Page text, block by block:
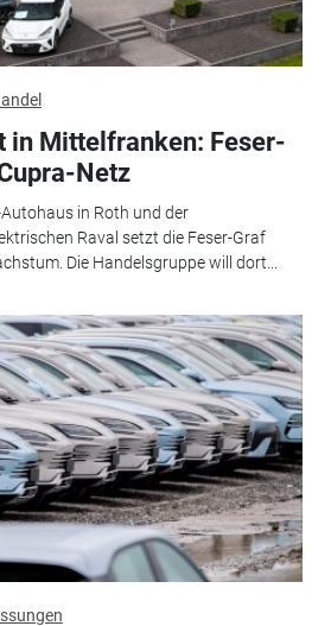
in Mittelfranken: Feser-
Netz
in Roth und der
Raval setzt die Feser-Graf
Die Handelsgruppe will dort...